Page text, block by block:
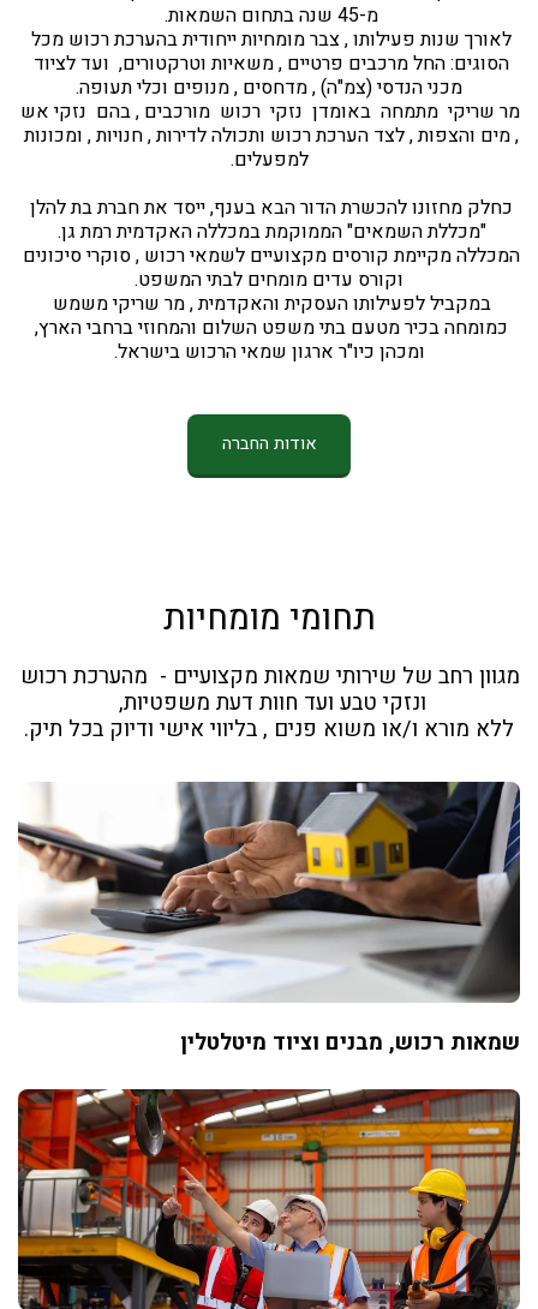
מ-45 שנה בתחום השמאות.
מכני הנדסי (צמ"ה) , מדחסים , מנופים וכלי תעופה.
, מים והצפות , לצד הערכת רכוש ותכולה לדירות , חנויות , ומכונות
למפעלים.
"מכללת השמאים" הממוקמת במכללה האקדמית רמת גן.
וקורס עדים מומחים לבתי המשפט.
ומכהן כיו"ר ארגון שמאי הרכוש בישראל.
אודות החברה
תחומי מומחיות
ללא מורא ו/או משוא פנים , בליווי אישי ודיוק בכל תיק.
שמאות רכוש, מבנים וציוד מיטלטלין